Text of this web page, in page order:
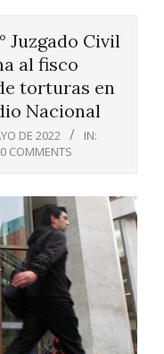
Juzgado Civil
al fisco
torturas en
Nacional
DE 2022
IN:
0 COMMENTS